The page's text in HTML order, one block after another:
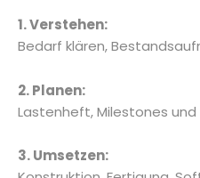
1. Verstehen:
Bedarf klären,
2. Planen:
Lastenheft, Milestones
3. Umsetzen: